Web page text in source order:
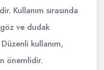
Kullanım sırasında
ve dudak
Düzenli kullanım,
önemlidir.